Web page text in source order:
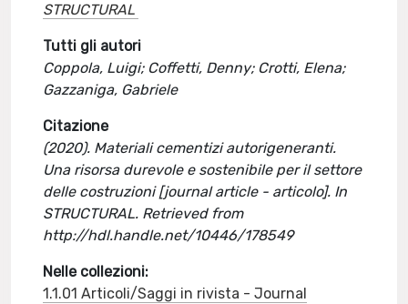
STRUCTURAL
Tutti gli autori
Coppola, Luigi; Coffetti, Denny; Crotti, Elena;
Gazzaniga, Gabriele
Citazione
(2020). Materiali cementizi autorigeneranti.
Una risorsa durevole e sostenibile per il settore
delle costruzioni [journal article - articolo]. In
STRUCTURAL. Retrieved from
http://hdl.handle.net/10446/178549
Nelle collezioni:
1.1.01 Articoli/Saggi in rivista - Journal